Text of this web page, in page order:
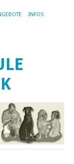
INFOS